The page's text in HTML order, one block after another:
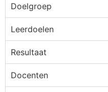
Doelgroep
Leerdoelen
Resultaat
Docenten